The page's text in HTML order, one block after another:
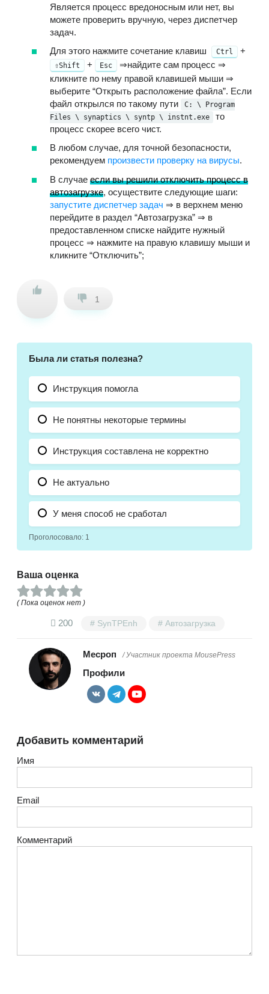
Является процесс вредоносным или нет, вы
можете проверить вручную, через диспетчер
задач.
Для этого нажмите сочетание клавиш
Ctrl +
⇧Shift + Esc
⇒найдите сам процесс ⇒
кликните по нему правой клавишей мыши ⇒
выберите “Открыть расположение файла”. Если
файл открылся по такому пути
C: \ Program
Files \ synaptics \ syntp \ instnt.exe
то
процесс скорее всего чист.
В любом случае, для точной безопасности,
рекомендуем произвести проверку на вирусы.
В случае если вы решили отключить процесс в
автозагрузке, осуществите следующие шаги:
запустите диспетчер задач ⇒ в верхнем меню
перейдите в раздел “Автозагрузка” ⇒ в
предоставленном списке найдите нужный
процесс ⇒ нажмите на правую клавишу мыши и
кликните “Отключить”;
1
Была ли статья полезна?
Инструкция помогла
Не понятны некоторые термины
Инструкция составлена не корректно
Не актуально
У меня способ не сработал
Проголосовало: 1
Ваша оценка
( Пока оценок нет )
200 SynTPEnh Автозагрузка
Месроп / Участник проекта MousePress
Профили
Добавить комментарий
Имя
Email
Комментарий